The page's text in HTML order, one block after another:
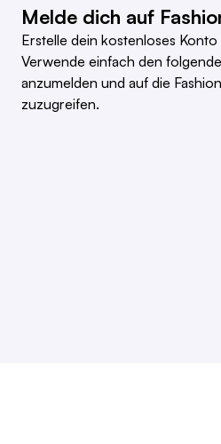
Melde dich auf
Erstelle dein kostenloses
Verwende einfach den
anzumelden und auf die
zuzugreifen.